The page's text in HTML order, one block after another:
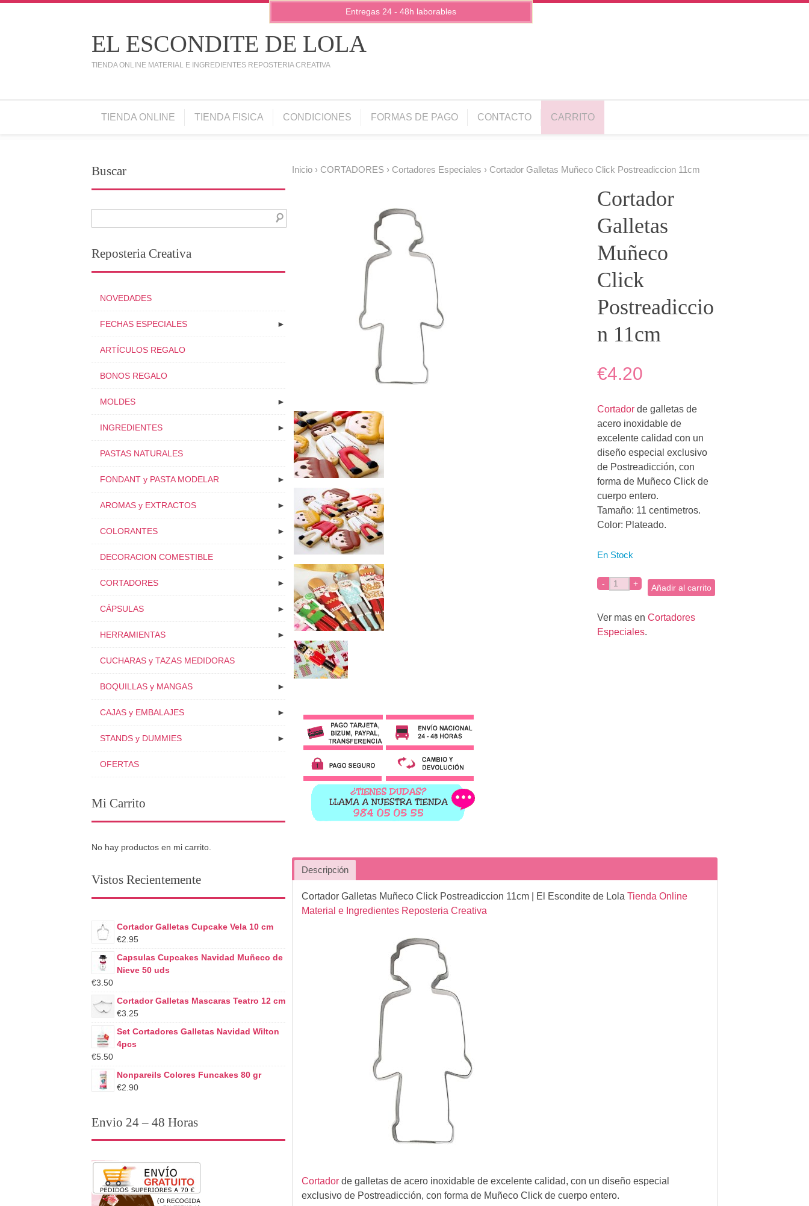
EL ESCONDITE DE LOLA
TIENDA ONLINE MATERIAL E INGREDIENTES REPOSTERIA CREATIVA
TIENDA ONLINE TIENDA FISICA CONDICIONES FORMAS DE PAGO CONTACTO CARRITO
Inicio› CORTADORES› Cortadores Especiales › Cortador Galletas Muñeco Click Postreadiccion 11cm
Cortador
Galletas
Muñeco
Click
Postreadiccio
n 11cm
€4.20
Cortador de galletas de
acero inoxidable de
excelente calidad con un
diseño especial exclusivo
de Postreadicción, con
forma de Muñeco Click de
cuerpo entero.
Tamaño: 11 centimetros.
Color: Plateado.
En Stock
Añadir al carrito
Ver mas en Cortadores
Especiales.
Descripción
Cortador Galletas Muñeco Click Postreadiccion 11cm| El Escondite de Lola Tienda Online
Material e Ingredientes Reposteria Creativa
Cortadorde galletas de acero inoxidable de excelente calidad, con un diseño especial
exclusivo de Postreadicción, con forma de Muñeco Click de cuerpo entero.
Buscar
Reposteria Creativa
NOVEDADES
►
FECHAS ESPECIALES
ARTÍCULOS REGALO
BONOS REGALO
►
MOLDES
►
INGREDIENTES
PASTAS NATURALES
►
FONDANT y PASTA MODELAR
►
AROMAS y EXTRACTOS
►
COLORANTES
►
DECORACION COMESTIBLE
►
CORTADORES
►
CÁPSULAS
►
HERRAMIENTAS
CUCHARAS y TAZAS MEDIDORAS
►
BOQUILLAS y MANGAS
►
CAJAS y EMBALAJES
►
STANDS y DUMMIES
OFERTAS
Mi Carrito
No hay productos en mi carrito.
Vistos Recientemente
Cortador Galletas Cupcake Vela 10 cm
€2.95
Capsulas Cupcakes Navidad Muñeco de
Nieve 50 uds
€3.50
Cortador Galletas Mascaras Teatro 12 cm
€3.25
Set Cortadores Galletas Navidad Wilton
4pcs
€5.50
Nonpareils Colores Funcakes 80 gr
€2.90
Envio 24 – 48 Horas
Entregas 24 - 48h laborables